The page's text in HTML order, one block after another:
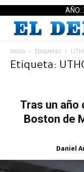
AÑO:
Inicio Etiquetas
Etiqueta:
Tras un
Boston de
Daniel